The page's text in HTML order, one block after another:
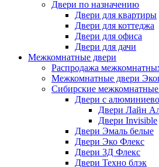
Двери по назначению
Двери для квартиры
Двери для коттеджа
Двери для офиса
Двери для дачи
Межкомнатные двери
Распродажа
Межкомнатные двери
Сибирские межкомнатные
Двери с
Двери Лайн
Двери Invisible
Двери Эмаль белые
Двери Эко Флекс
Двери 3Д Флекс
Двери Техно блэк